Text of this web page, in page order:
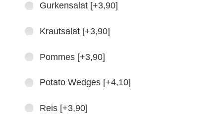
Gurkensalat [+3,90]
Krautsalat [+3,90]
Pommes [+3,90]
Potato Wedges [+4,10]
Reis [+3,90]